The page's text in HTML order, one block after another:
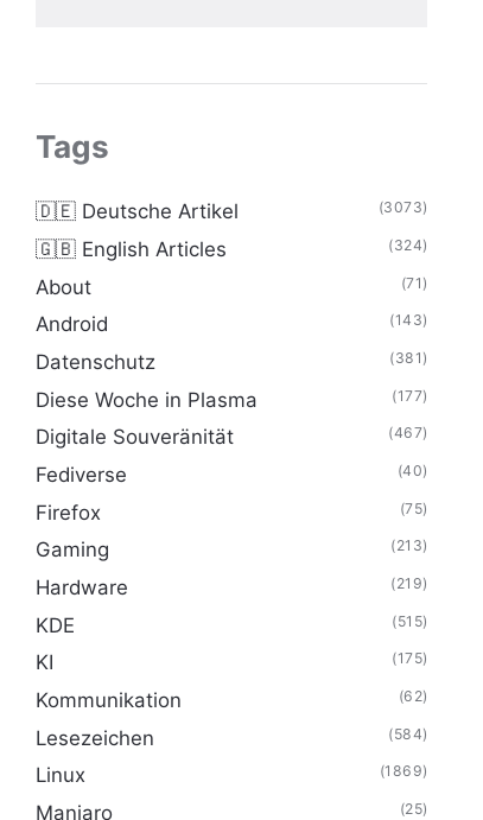
Tags
🇩🇪 Deutsche Artikel (3073)
🇬🇧 English Articles (324)
About (71)
Android (143)
Datenschutz (381)
Diese Woche in Plasma (177)
Digitale Souveränität (467)
Fediverse (40)
Firefox (75)
Gaming (213)
Hardware (219)
KDE (515)
KI (175)
Kommunikation (62)
Lesezeichen (584)
Linux (1869)
Manjaro (25)